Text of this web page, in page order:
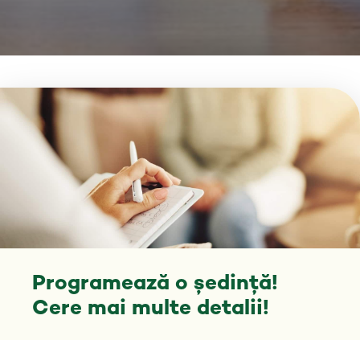
Programează o ședință!
Cere mai multe detalii!